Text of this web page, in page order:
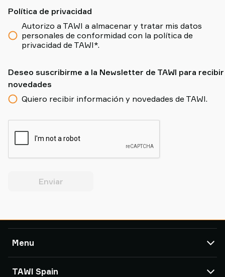
Política de privacidad
Autorizo a TAWI a almacenar y tratar mis datos
personales de conformidad con la política de
privacidad de TAWI*.
Deseo suscribirme a la Newsletter de TAWI para recibir
novedades
Quiero recibir información y novedades de TAWI.
Enviar
Menu
TAWI Spain